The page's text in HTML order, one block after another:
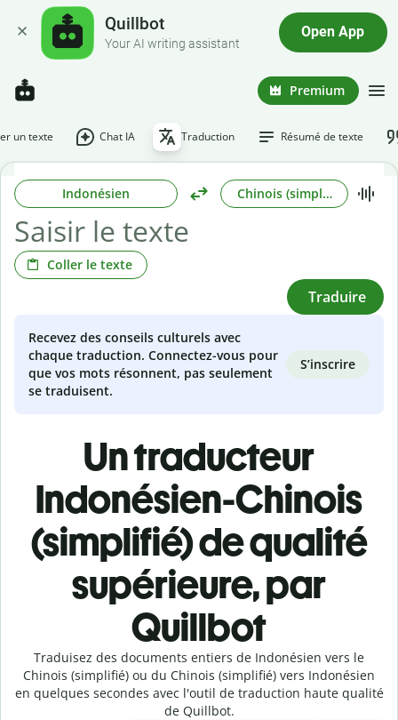
Quillbot
Your AI writing assistant
Open App
Premium
un texte Chat IA Traduction Résumé de texte
Indonésien Chinois (simplifié)
Coller le texte
Traduire
Recevez des conseils culturels avec
chaque traduction. Connectez-vous pour
que vos mots résonnent, pas seulement
se traduisent.
S’inscrire
Un traducteur
Indonésien-Chinois
(simplifié) de qualité
supérieure, par
Quillbot
Traduisez des documents entiers de Indonésien vers le
Chinois (simplifié) ou du Chinois (simplifié) vers Indonésien
en quelques secondes avec l'outil de traduction haute qualité
de Quillbot.